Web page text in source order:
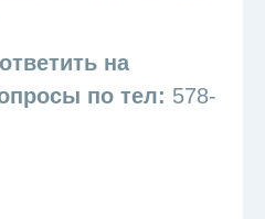
на
по тел: 578-